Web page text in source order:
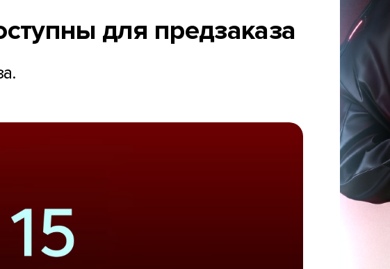
для предзаказа